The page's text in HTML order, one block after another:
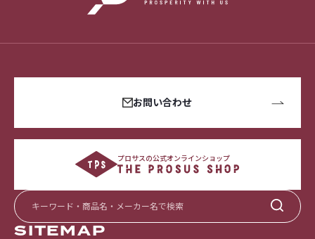
お問い合わせ
プロサスの公式オンラインショップ
SITEMAP